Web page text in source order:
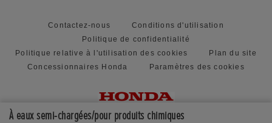
À eaux semi-chargées/pour produits chimiques
Contactez-nous
Conditions d'utilisation
Politique de confidentialité
Politique relative à l'utilisation des cookies
Plan du site
Concessionnaires Honda
Paramètres des cookies